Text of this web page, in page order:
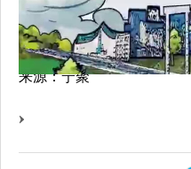
来源：宁聚